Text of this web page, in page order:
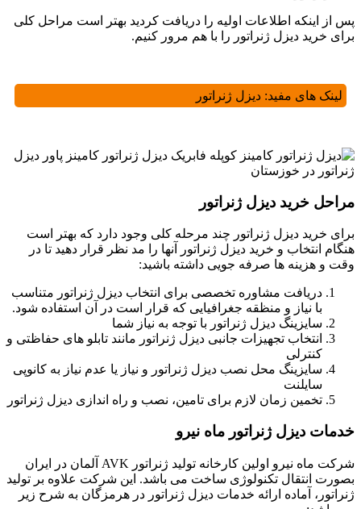
پس از اینکه اطلاعات اولیه را دریافت کردید بهتر است مراحل کلی
برای خرید دیزل ژنراتور را با هم مرور کنیم.
لینک های مفید: دیزل ژنراتور
مراحل خرید دیزل ژنراتور
برای خرید دیزل ژنراتور چند مرحله کلی وجود دارد که بهتر است
هنگام انتخاب و خرید دیزل ژنراتور آنها را مد نظر قرار دهید تا در
وقت و هزینه ها صرفه جویی داشته باشید:
دریافت مشاوره تخصصی برای انتخاب دیزل ژنراتور متناسب
با نیاز و منظقه جغرافیایی که قرار است در آن استفاده شود.
سایزینگ دیزل ژنراتور با توجه به نیاز شما
انتخاب تجهیزات جانبی دیزل ژنراتور مانند تابلو های حفاظتی و
کنترلی
سایزینگ محل نصب دیزل ژنراتور و نیاز یا عدم نیاز به کانوپی
سایلنت
تخمین زمان لازم برای تامین، نصب و راه اندازی دیزل ژنراتور
خدمات دیزل ژنراتور ماه نیرو
شرکت ماه نیرو اولین کارخانه تولید ژنراتور AVK آلمان در ایران
بصورت انتقال تکنولوژی ساخت می باشد. این شرکت علاوه بر تولید
ژنراتور، آماده ارائه خدمات دیزل ژنراتور در هرمزگان به شرح زیر